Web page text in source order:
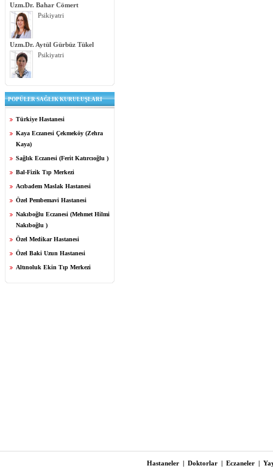
Uzm.Dr. Bahar Cömert
Psikiyatri
Uzm.Dr. Aytül Gürbüz Tükel
Psikiyatri
POPÜLER SAĞLIK KURULUŞLARI
Türkiye Hastanesi
Kaya Eczanesi Çekmeköy (Zehra
Kaya)
Sağlık Eczanesi (Ferit Katırcıoğlu )
Bal-Fizik Tıp Merkezi
Acıbadem Maslak Hastanesi
Özel Pembemavi Hastanesi
Nakıboğlu Eczanesi (Mehmet Hilmi
Nakıboğlu )
Özel Medikar Hastanesi
Özel Baki Uzun Hastanesi
Altınoluk Ekin Tıp Merkezi
Hastaneler | Doktorlar | Eczaneler |